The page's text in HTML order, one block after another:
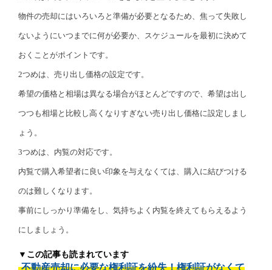
物件の売却にはいろいろと準備が必要となるため、焦って失敗し
ないようにいつまでに何が必要か、スケジュールを最初に決めて
おくことがポイントです。
2つめは、売り出し価格の設定です。
希望の価格と相場は異なる場合がほとんどですので、希望は出し
つつも相場と比較し高くなりすぎない売り出し価格に設定しまし
ょう。
3つめは、内覧の対応です。
内覧で購入希望者に良い印象を与えなくては、購入に結びつける
のは難しくなります。
事前にしっかり準備をし、気持ちよく内覧を終えてもらえるよう
にしましょう。
▼この記事も読まれています
不動産売却に必要な権利証を紛失！権利証がなくて